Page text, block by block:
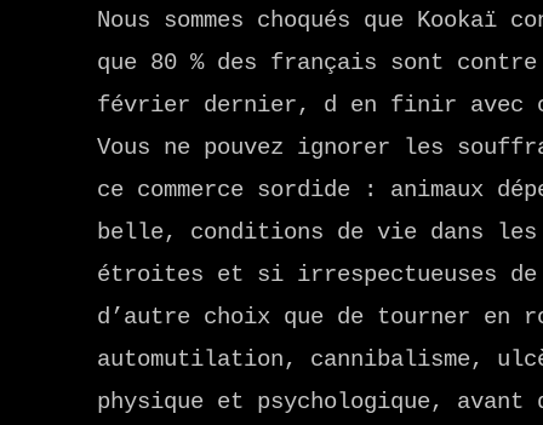
Nous sommes choqués que
que 80 % des français sont
février dernier, d en finir avec
Vous ne pouvez ignorer les
ce commerce sordide : animaux
belle, conditions de vie dans
étroites et si irrespectueuses de
d’autre choix que de tourner en
automutilation, cannibalisme,
physique et psychologique,